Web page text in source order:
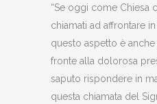
“Se oggi come Chiesa
chiamati ad affrontare
questo aspetto è
fronte alla dolorosa
saputo rispondere in
questa chiamata del